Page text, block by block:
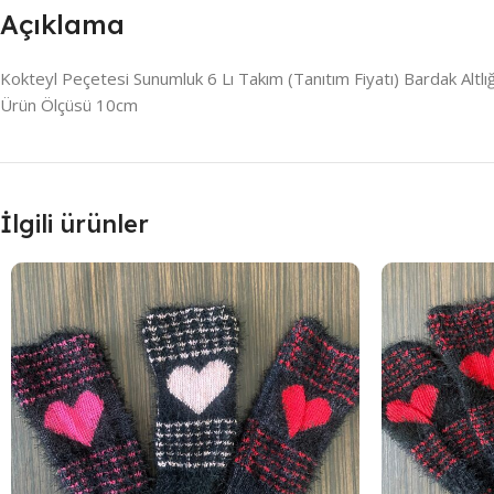
Açıklama
Kokteyl Peçetesi Sunumluk 6 Lı Takım (Tanıtım Fiyatı) Bardak
Ürün Ölçüsü 10cm
İlgili ürünler